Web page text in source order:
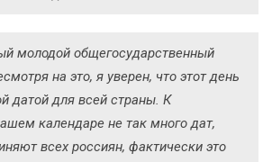
молодой общегосударственный
на это, я уверен, что этот день
датой для всей страны. К
календаре не так много дат,
всех россиян, фактически это